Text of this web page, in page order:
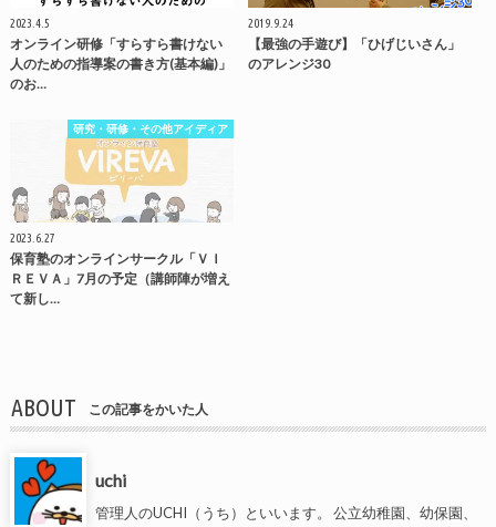
2023.4.5
オンライン研修「すらすら書けない
人のための指導案の書き方(基本編)」
のお…
2019.9.24
【最強の手遊び】「ひげじいさん」
のアレンジ30
研究・研修・その他アイディア
2023.6.27
保育塾のオンラインサークル「ＶＩ
ＲＥＶＡ」7月の予定（講師陣が増え
て新し…
ABOUT この記事をかいた人
uchi
管理人のUCHI（うち）といいます。 公立幼稚園、幼保園、